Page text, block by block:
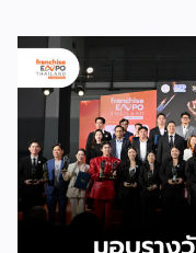
มีภารกิจหลัก คือการให้ทุ
ถึงการให้รางวัล และส
นักวิจัยอาวุโส แน่นอนว่
ไทยตั้งแต่ต้นน้ำยันปล
ครั้งนี้เป็นส่วนหนึ่งของ
Innovative House ซึ่ง
สนับสนุนให้ผู้ประกอบกา
ไปพัฒนาต่อจนสามารถข
วิจัยที่อยู่ในห้องแล็บ โด